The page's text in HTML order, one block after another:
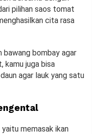
pilihan saos tomat
cita rasa
bawang bombay agar
kamu juga bisa
agar lauk yang satu
memasak ikan